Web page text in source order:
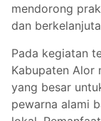
mendorong
dan
Pada kegiatan
Kabupaten Alor
yang besar
pewarna alami